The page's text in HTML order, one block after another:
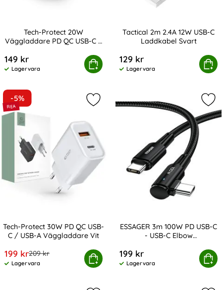
Tech-Protect 20W
Väggladdare PD QC USB-C /
149 kr
Tillgänglighet:
Lagervara
Köp
20W Väggladdare PD QC USB-C / USB-A Svart
Tactical 2m 2.4A 12W USB-C
Laddkabel Svart
129 kr
Tillgänglighet:
Lagervara
Köp
Tactical 2m 2.4A 12W
-5%
Tech-Protect 30W PD QC USB-
C / USB-A Väggladdare Vit
rea pris
199 krtidigare pris
209 kr
Tillgänglighet:
Lagervara
Köp
Protect 30W PD QC USB-C / USB-A Väggladdare Vit
Markera tech-Protect 30W PD QC
ESSAGER 3m 100W PD USB-C
- USB-C Elbow
199 kr
Tillgänglighet:
Lagervara
Köp
ESSAGER 3m 100W PD USB-C -